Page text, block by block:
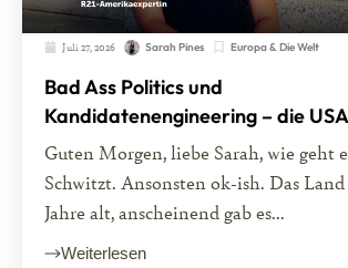
Juli 27, 2026 Sarah Pines Europa & Die Welt
Bad Ass Politics und
Kandidatenengineering – die
Guten Morgen, liebe Sarah, wie geht
Schwitzt. Ansonsten ok-ish. Das
Jahre alt, anscheinend gab es...
Weiterlesen